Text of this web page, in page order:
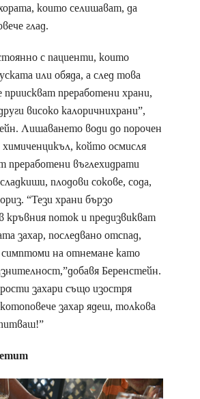
които селишават, да
глад.
с пациенти, които
или обяда, а след това
преработени храни,
високо калоричнихрани”,
Лишаването води до порочен
който осмисля
преработени въглехидрати
плодови сокове, сода,
“Тези храни бързо
кръвния поток и предизвикват
захар, последвано отспад,
на отнемане като
Беренстейн.
захари също изостря
захар ядеш, толкова